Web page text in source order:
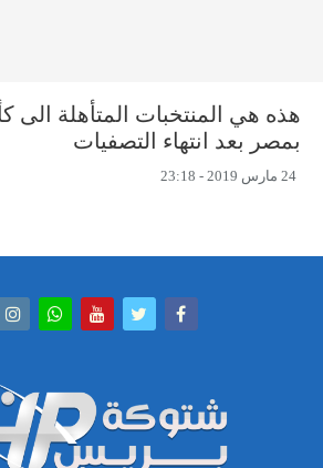
هذه هي المنتخبات المتأهلة الى
بمصر بعد انتهاء التصفيات
24 مارس 2019 - 23:18